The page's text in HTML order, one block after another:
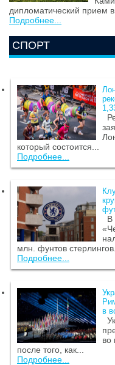
дипломатический прием
Подробнее...
СПОРТ
который состоится...
Подробнее...
В
млн. фунтов
Подробнее...
в
во
после того, как...
Подробнее...